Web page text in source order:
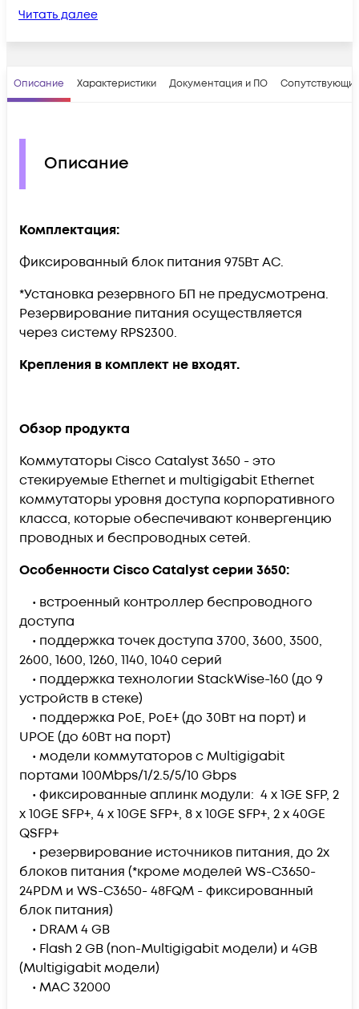
Читать далее
Описание Характеристики Документация и ПО
Описание
Комплектация:
Фиксированный блок питания 975Вт AC.
*Установка резервного БП не предусмотрена.
Резервирование питания осуществляется
через систему RPS2300.
Крепления в комплект не входят.
Обзор продукта
Коммутаторы Cisco Catalyst 3650 - это
стекируемые Ethernet и multigigabit Ethernet
коммутаторы уровня доступа корпоративного
класса, которые обеспечивают конвергенцию
проводных и беспроводных сетей.
Особенности Cisco Catalyst серии 3650:
• встроенный контроллер беспроводного
доступа
• поддержка точек доступа 3700, 3600, 3500,
2600, 1600, 1260, 1140, 1040 серий
• поддержка технологии StackWise-160 (до 9
устройств в стеке)
• поддержка PoE, PoE+ (до 30Вт на порт) и
UPOE (до 60Вт на порт)
• модели коммутаторов с Multigigabit
портами 100Mbps/1/2.5/5/10 Gbps
• фиксированные аплинк модули: 4 x 1GE SFP, 2
x 10GE SFP+, 4 x 10GE SFP+, 8 x 10GE SFP+, 2 x 40GE
QSFP+
• резервирование источников питания, до 2х
блоков питания (*кроме моделей WS-C3650-
24PDM и WS-C3650- 48FQM - фиксированный
блок питания)
• DRAM 4 GB
• Flash 2 GB (non-Multigigabit модели) и 4GB
(Multigigabit модели)
• MAC 32000